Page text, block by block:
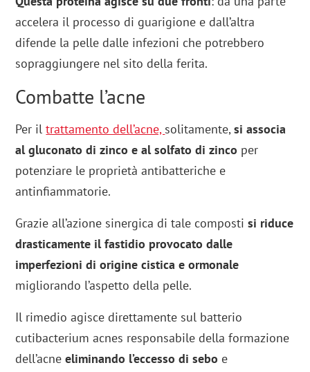
accelera il processo di guarigione e dall’altra
difende la pelle dalle infezioni che potrebbero
sopraggiungere nel sito della ferita.
Combatte l’acne
Per iltrattamento dell’acne, solitamente,si associa
al gluconato di zinco e al solfato di zinco per
potenziare le proprietà antibatteriche e
antinfiammatorie.
Grazie all’azione sinergica di tale composti si riduce
drasticamente il fastidio provocato dalle
imperfezioni di origine cistica e ormonale
migliorando l’aspetto della pelle.
Il rimedio agisce direttamente sul batterio
cutibacterium acnes responsabile della formazione
dell’acneeliminando l’eccesso di sebo e